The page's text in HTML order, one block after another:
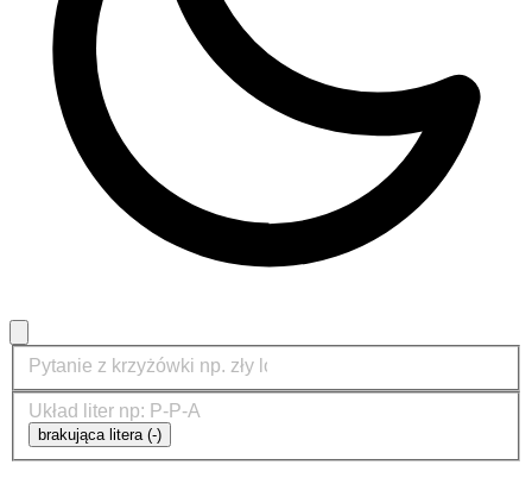
brakująca litera (-)